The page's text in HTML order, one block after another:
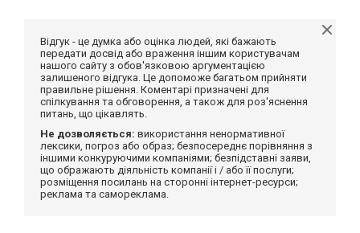
Відгук - це думка або оцінка людей, які бажають
передати досвід або враження іншим користувачам
нашого сайту з обов'язковою аргументацією
залишеного відгука. Це допоможе багатьом прийняти
правильне рішення. Коментарі призначені для
спілкування та обговорення, а також для роз'яснення
питань, що цікавлять.
Не дозволяється: використання ненормативної
лексики, погроз або образ; безпосереднє порівняння з
іншими конкуруючими компаніями; безпідставні заяви,
що ображають діяльність компанії і / або її послуги;
розміщення посилань на сторонні інтернет-ресурси;
реклама та самореклама.